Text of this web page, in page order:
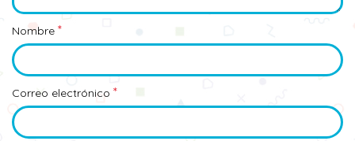
Nombre *
Correo electrónico *